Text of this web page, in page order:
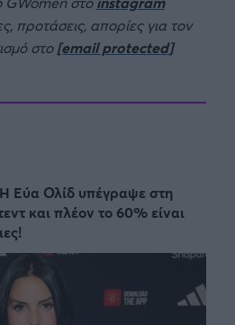
προτάσεις, απορίες για τον
στο[email protected]
Εύα Ολίδ υπέγραψε στη
και πλέον το 60% είναι